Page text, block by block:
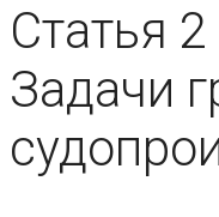
Статья
Задачи